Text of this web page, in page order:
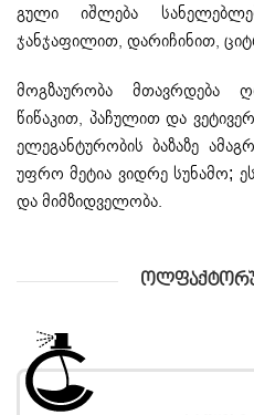
გული იშლება
ჯანჯაფილით, დარიჩინით,
მოგზაურობა მთავრდება
წიწაკით, პაჩულით და
ელეგანტურობის ბაზაზე
უფრო მეტია ვიდრე სუნამო;
და მიმზიდველობა.